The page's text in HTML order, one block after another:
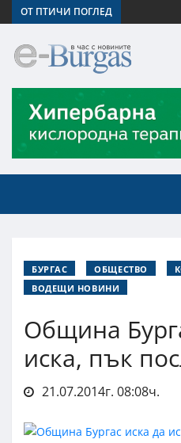
ОТ ПТИЧИ ПОГЛЕД
БУРГАС ОБЩЕСТВО
ВОДЕЩИ НОВИНИ
Община
иска, пък
21.07.2014г. 08:08ч.